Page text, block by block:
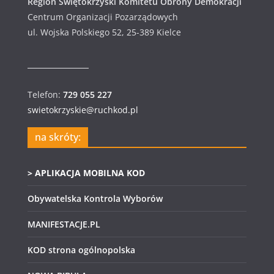
Centrum Organizacji Pozarządowych
ul. Wojska Polskiego 52, 25-389 Kielce
Telefon: 729 055 227
swietokrzyskie@ruchkod.pl
na skróty:
> APLIKACJA MOBILNA KOD
Obywatelska Kontrola Wyborów
MANIFESTACJE.PL
KOD strona ogólnopolska